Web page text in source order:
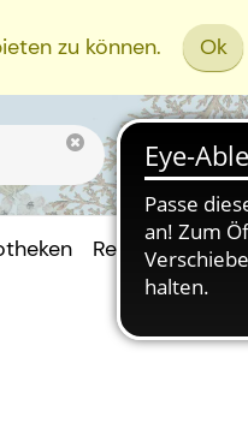
zu können. Ok
Rezept